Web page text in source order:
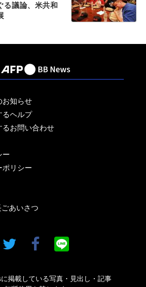
る議論、米共和
お知らせ
るヘルプ
るお問い合わせ
ー
ポリシー
あいさつ
掲載している写真・見出し・記事